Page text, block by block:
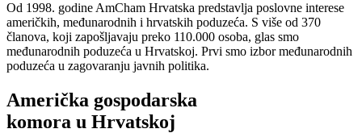
Od 1998. godine AmCham Hrvatska predstavlja poslovne interese
američkih, međunarodnih i hrvatskih poduzeća. S više od 370
članova, koji zapošljavaju preko 110.000 osoba, glas smo
međunarodnih poduzeća u Hrvatskoj. Prvi smo izbor međunarodnih
poduzeća u zagovaranju javnih politika.
Američka gospodarska
komora u Hrvatskoj